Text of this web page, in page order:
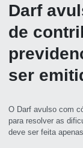
Darf
de
ser
O Darf avulso com
para resolver as
deve ser feita